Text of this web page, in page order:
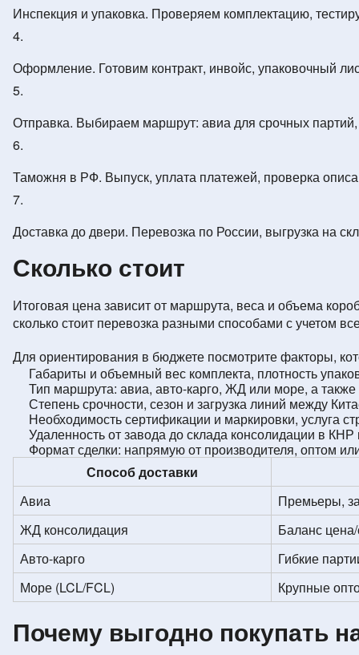
Инспекция и упаковка. Проверяем комплектацию,
Оформление. Готовим контракт, инвойс, упаковочный
Отправка. Выбираем маршрут: авиа для срочных
Таможня в РФ. Выпуск, уплата платежей, проверка
Доставка до двери. Перевозка по России, выгрузка на
Сколько стоит
Итоговая цена зависит от маршрута, веса и объема
сколько стоит перевозка разными способами с учетом
Для ориентирования в бюджете посмотрите факторы,
Габариты и объемный вес комплекта, плотность
Тип маршрута: авиа, авто-карго, ЖД или море, а также
Степень срочности, сезон и загрузка линий между
Необходимость сертификации и маркировки, услуга
Удаленность от завода до склада консолидации в КНР
Формат сделки: напрямую от производителя, оптом
Способ доставки
Авиа
Премьеры,
ЖД консолидация
Баланс
Авто-карго
Гибкие
Море (LCL/FCL)
Крупные
Почему выгодно покупать